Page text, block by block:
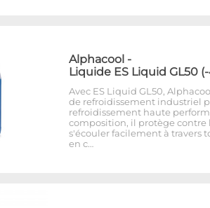
Alphacool -
Liquide ES Liquid GL50
Avec ES Liquid GL50,
de refroidissement industriel
refroidissement haute
composition, il protège contre
s'écouler facilement à travers
en c…